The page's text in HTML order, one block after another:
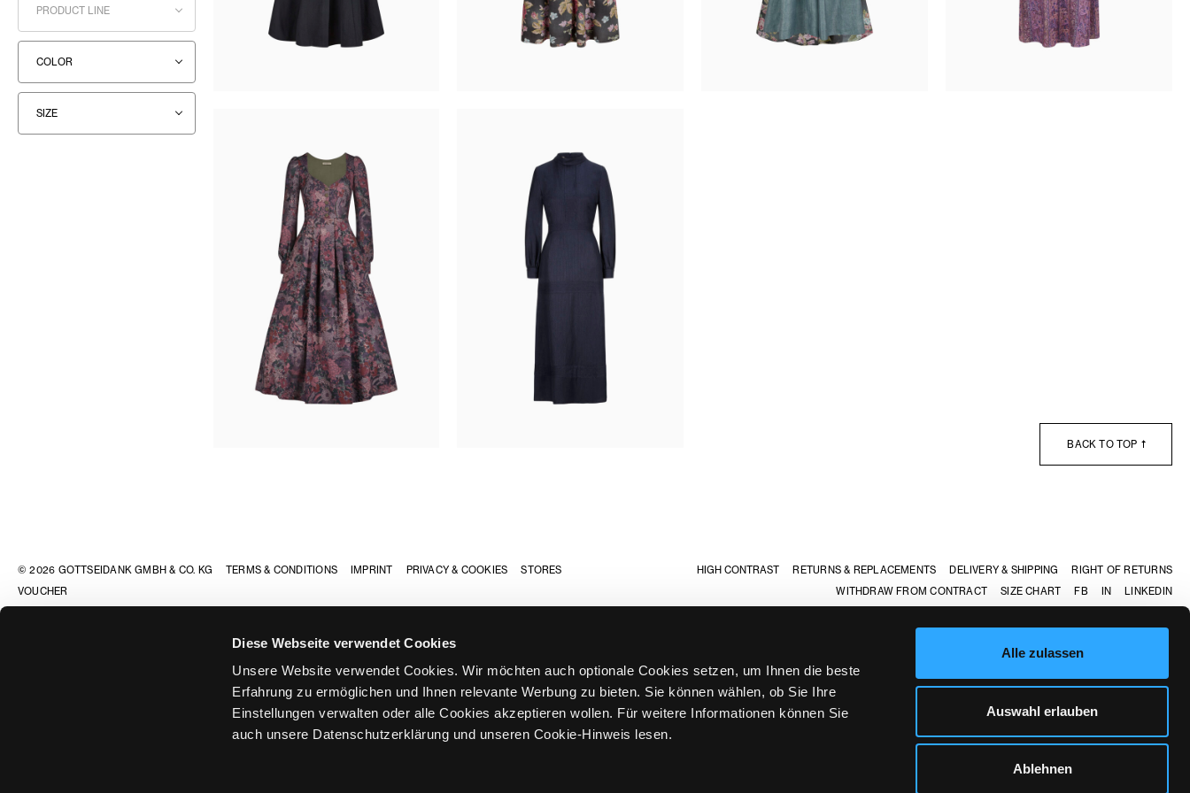
Diese Webseite verwendet Cookies
Unsere Website verwendet Cookies. Wir möchten auch optionale Cookies setzen, um Ihnen die beste
Erfahrung zu ermöglichen und Ihnen relevante Werbung zu bieten. Sie können wählen, ob Sie Ihre
Einstellungen verwalten oder alle Cookies akzeptieren wollen. Für weitere Informationen können Sie
auch unsere Datenschutzerklärung und unseren Cookie-Hinweis lesen.
Alle zulassen
Auswahl erlauben
Ablehnen
PRODUCT LINE
COLOR
SIZE
BACK TO TOP
© 2026 GOTTSEIDANK GMBH & CO. KG TERMS & CONDITIONS IMPRINT PRIVACY & COOKIES
STORES
VOUCHER
HIGH CONTRAST RETURNS & REPLACEMENTS DELIVERY & SHIPPING
RIGHT OF RETURNS
WITHDRAW FROM CONTRACT
SIZE CHART FB IN LINKEDIN
Store
Schleißheimer Straße 273
Petersplatz 8 Munich
Monday - Friday 10:30 - 18:30
Saturday 10:30 - 18:00